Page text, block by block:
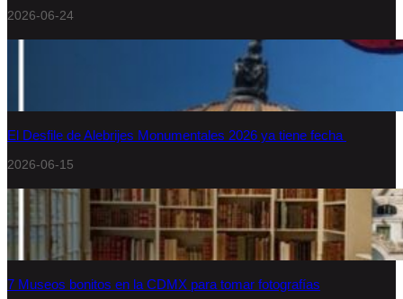
2026-06-24
El Desfile de Alebrijes Monumentales 2026 ya tiene fecha
2026-06-15
7 Museos bonitos en la CDMX para tomar fotografías